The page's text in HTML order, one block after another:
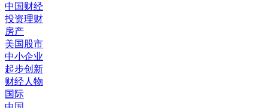
中国财经
投资理财
房产
美国股市
中小企业
起步创新
财经人物
国际